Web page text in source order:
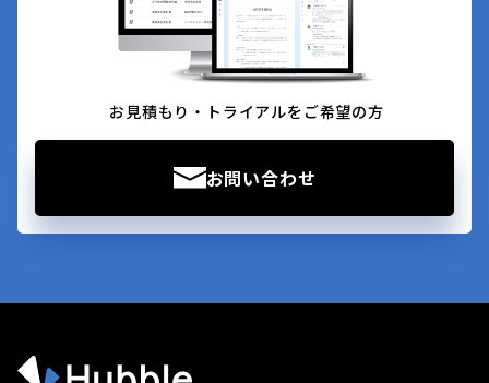
お見積もり・トライアルをご希望の方
お問い合わせ